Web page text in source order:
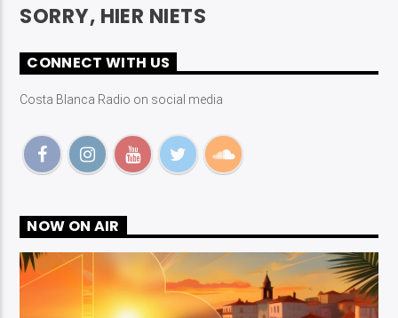
TITEL
SORRY, HIER NIETS
CONNECT WITH US
Costa Blanca Radio on social media
NOW ON AIR